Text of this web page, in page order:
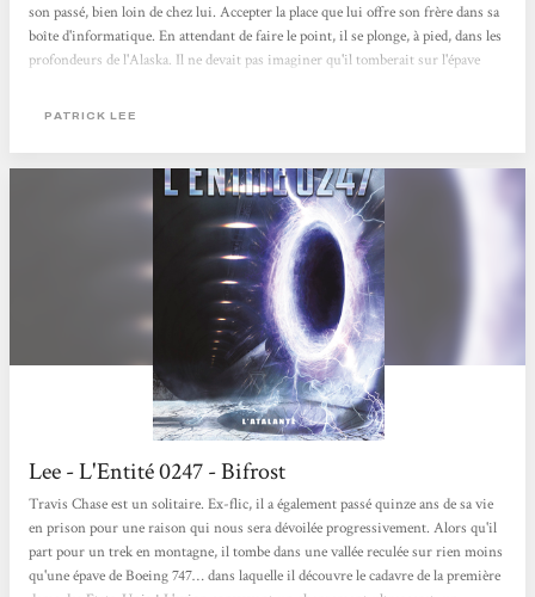
son passé, bien loin de chez lui. Accepter la place que lui offre son frère dans sa
boîte d'informatique. En attendant de faire le point, il se plonge, à pied, dans les
profondeurs de l'Alaska. Il ne devait pas imaginer qu'il tomberait sur l'épave
secrète gouvernementale et groupe... terroriste (?). Patrick Lee démarre
PATRICK LEE
Lee - L'Entité 0247 - Bifrost
Travis Chase est un solitaire. Ex-flic, il a également passé quinze ans de sa vie
en prison pour une raison qui nous sera dévoilée progressivement. Alors qu'il
part pour un trek en montagne, il tombe dans une vallée reculée sur rien moins
qu'une épave de Boeing 747… dans laquelle il découvre le cadavre de la première